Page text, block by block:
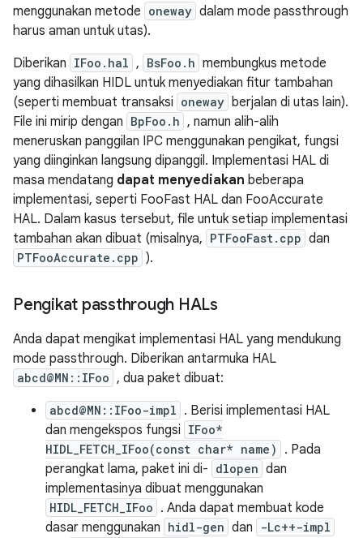
menggunakan metode oneway dalam mode passthrough
harus aman untuk utas).
Diberikan IFoo.hal , BsFoo.h membungkus metode
yang dihasilkan HIDL untuk menyediakan fitur tambahan
(seperti membuat transaksi oneway berjalan di utas lain).
File ini mirip dengan BpFoo.h , namun alih-alih
meneruskan panggilan IPC menggunakan pengikat, fungsi
yang diinginkan langsung dipanggil. Implementasi HAL di
masa mendatang dapat menyediakan beberapa
implementasi, seperti FooFast HAL dan FooAccurate
HAL. Dalam kasus tersebut, file untuk setiap implementasi
tambahan akan dibuat (misalnya, PTFooFast.cpp dan
PTFooAccurate.cpp ).
Pengikat passthrough HALs
Anda dapat mengikat implementasi HAL yang mendukung
mode passthrough. Diberikan antarmuka HAL
abcd@MN::IFoo , dua paket dibuat:
abcd@MN::IFoo-impl . Berisi implementasi HAL
dan mengekspos fungsi IFoo*
HIDL_FETCH_IFoo(const char* name)
. Pada
perangkat lama, paket ini di- dlopen dan
implementasinya dibuat menggunakan
HIDL_FETCH_IFoo . Anda dapat membuat kode
dasar menggunakan hidl-gen dan -Lc++-impl